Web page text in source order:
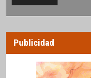
Publicidad